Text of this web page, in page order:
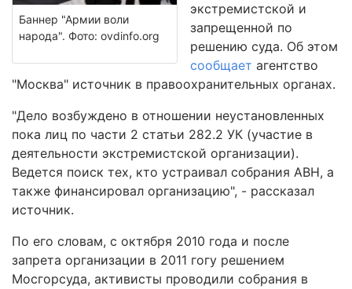
Баннер "Армии воли
народа". Фото: ovdinfo.org
экстремистской и
запрещенной по
решению суда. Об этом
сообщает агентство
"Москва" источник в правоохранительных органах.
"Дело возбуждено в отношении неустановленных
пока лиц по части 2 статьи 282.2 УК (участие в
деятельности экстремистской организации).
Ведется поиск тех, кто устраивал собрания АВН, а
также финансировал организацию", - рассказал
источник.
По его словам, с октября 2010 года и после
запрета организации в 2011 гогу решением
Мосгорсуда, активисты проводили собрания в